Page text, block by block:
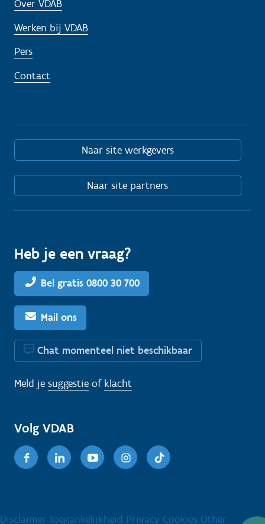
Over VDAB
Werken bij VDAB
Pers
Contact
Naar site werkgevers
Naar site partners
Heb je een vraag?
Bel gratis 0800 30 700
Mail ons
Chat momenteel niet beschikbaar
Meld je suggestie of klacht
Volg VDAB
FacebookLinkedinYoutubeInstagram
Disclaimer Toegankelijkheid Privacy Cookies Other